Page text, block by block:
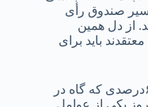
مسیر صندوق رأی
از دل همین
باید برای
در کنار تحریمی‌ها، همین بدنه‌ اجتماعی ۶۰‌درصدی که گاه در
یکی از عوامل